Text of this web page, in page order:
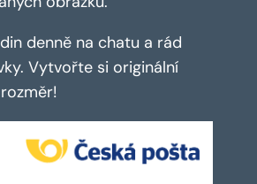
denně na chatu a rád
Vytvořte si originální